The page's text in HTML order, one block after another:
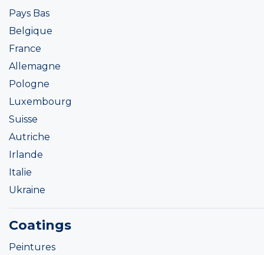
Pays Bas
Belgique
France
Allemagne
Pologne
Luxembourg
Suisse
Autriche
Irlande
Italie
Ukraine
Coatings
Peintures